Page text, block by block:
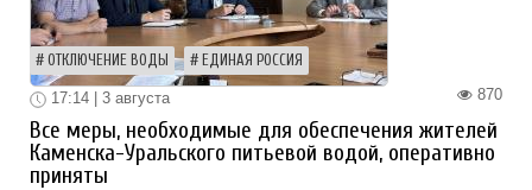
ОТКЛЮЧЕНИЕ ВОДЫ ЕДИНАЯ РОССИЯ
870
17:14 | 3 августа
Все меры, необходимые для обеспечения жителей
Каменска-Уральского питьевой водой, оперативно
приняты